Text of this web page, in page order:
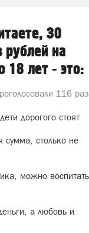
30
рублей на
18 лет - это:
116 раз
дорогого стоят
сумма, столько не
можно воспитать
а любовь и